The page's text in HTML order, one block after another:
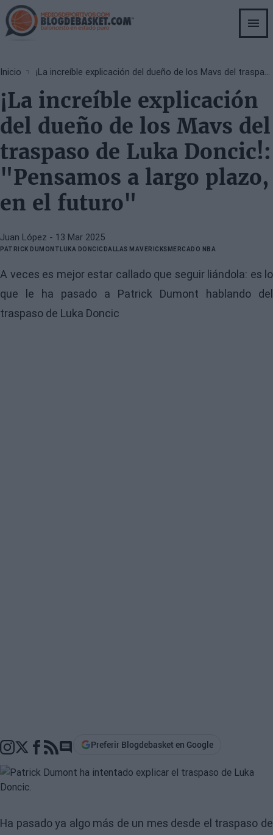
Skip
to
main
Breadcrumb
Inicio ¡La increíble explicación del dueño de los Mavs del traspaso de Luka Doncic!: "Pensamos a largo plazo, en el futuro"
¡La increíble explicación
del dueño de los Mavs del
traspaso de Luka Doncic!:
"Pensamos a largo plazo,
en el futuro"
Juan López - 13 Mar 2025
PATRICK DUMONTLUKA DONCIC DALLAS MAVERICKSMERCADO NBA
A veces es mejor estar callado que seguir liándola: es lo
que le ha pasado a Patrick Dumont hablando del
traspaso de Luka Doncic
Go to comments section
Preferir Blogdebasket en Google
Ha pasado ya algo más de un mes desde el traspaso de